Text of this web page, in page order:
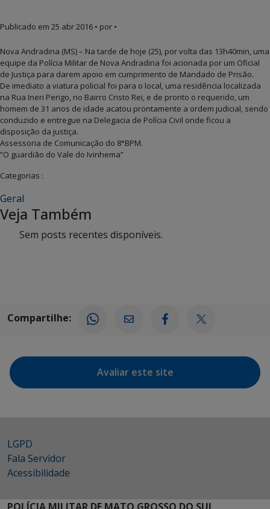
Publicado em 25 abr 2016 • por •
Nova Andradina (MS) – Na tarde de hoje (25), por volta das 13h40min, uma
equipe da Polícia Militar de Nova Andradina foi acionada por um Oficial
de Justiça para darem apoio em cumprimento de Mandado de Prisão.
De imediato a viatura policial foi para o local, uma residência localizada
na Rua Ineri Perigo, no Bairro Cristo Rei, e de pronto o requerido, um
homem de 31 anos de idade acatou prontamente a ordem judicial, sendo
conduzido e entregue na Delegacia de Polícia Civil onde ficou a
disposição da justiça.
Assessoria de Comunicação do 8°BPM.
“O guardião do Vale do Ivinhema”
Categorias :
Geral
Veja Também
Sem posts recentes disponíveis.
Compartilhe:
Avaliar este site
LGPD
Fala Servidor
Acessibilidade